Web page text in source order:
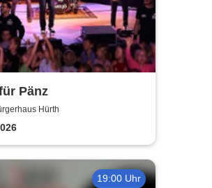
Pänz
Hürth
19:00 Uhr